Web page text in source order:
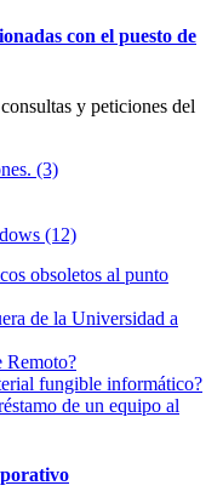
con el puesto de
y peticiones del
(3)
(12)
obsoletos al punto
de la Universidad a
Remoto?
fungible informático?
de un equipo al